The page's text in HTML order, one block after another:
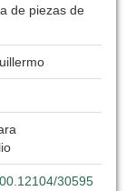
de piezas de
30595